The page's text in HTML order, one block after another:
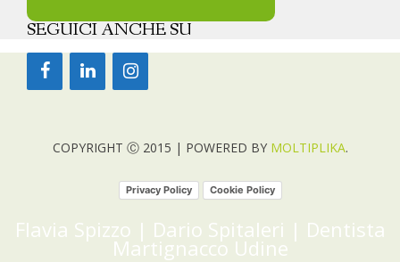
SEGUICI ANCHE SU
COPYRIGHT Ⓒ 2015 | POWERED BY MOLTIPLIKA.
Privacy Policy Cookie Policy
Flavia Spizzo | Dario Spitaleri | Dentista
Martignacco Udine